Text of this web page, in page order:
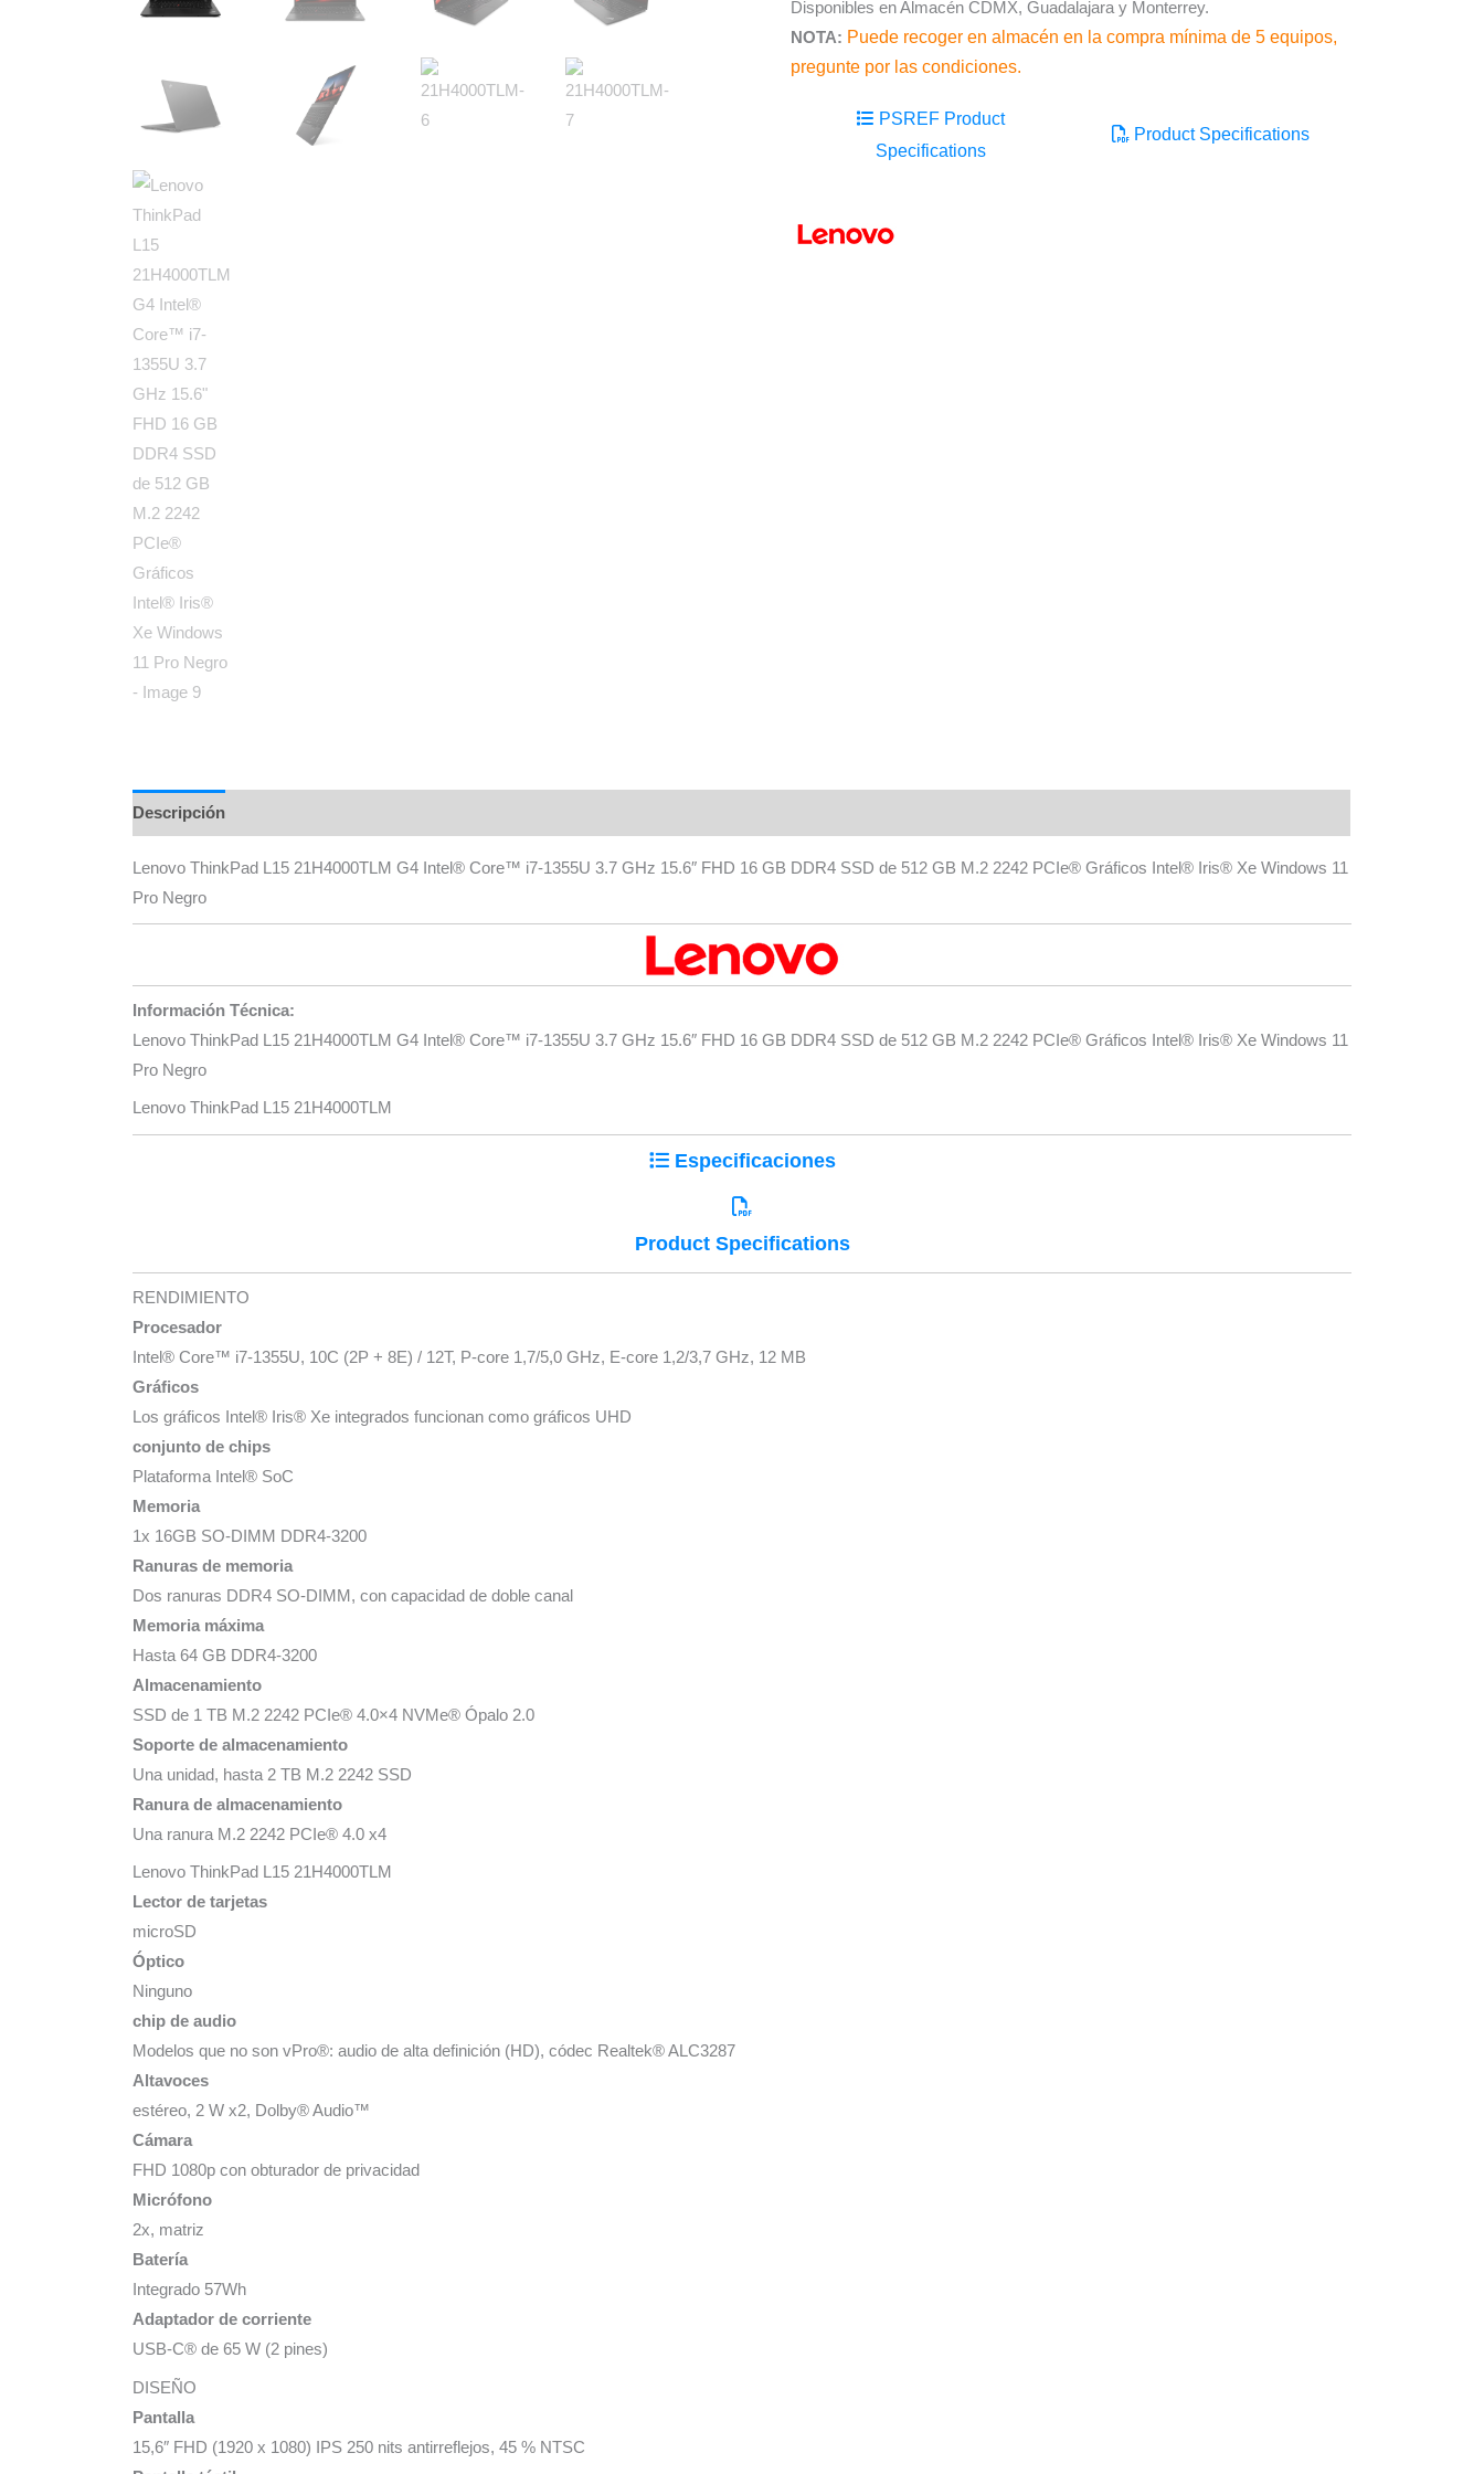
Disponibles en Almacén CDMX, Guadalajara y Monterrey.
NOTA: Puede recoger en almacén en la compra mínima de 5 equipos,
pregunte por las condiciones.
PSREF Product
Specifications
Product Specifications
Descripción
Lenovo ThinkPad L15 21H4000TLM G4 Intel® Core™ i7-1355U 3.7 GHz 15.6″ FHD 16 GB DDR4 SSD de 512 GB M.2 2242 PCIe® Gráficos Intel® Iris® Xe Windows 11
Pro Negro
Información Técnica:
Lenovo ThinkPad L15 21H4000TLM G4 Intel® Core™ i7-1355U 3.7 GHz 15.6″ FHD 16 GB DDR4 SSD de 512 GB M.2 2242 PCIe® Gráficos Intel® Iris® Xe Windows 11
Pro Negro
Lenovo ThinkPad L15 21H4000TLM
Especificaciones
Product Specifications
RENDIMIENTO
Procesador
Intel® Core™ i7-1355U, 10C (2P + 8E) / 12T, P-core 1,7/5,0 GHz, E-core 1,2/3,7 GHz, 12 MB
Gráficos
Los gráficos Intel® Iris® Xe integrados funcionan como gráficos UHD
conjunto de chips
Plataforma Intel® SoC
Memoria
1x 16GB SO-DIMM DDR4-3200
Ranuras de memoria
Dos ranuras DDR4 SO-DIMM, con capacidad de doble canal
Memoria máxima
Hasta 64 GB DDR4-3200
Almacenamiento
SSD de 1 TB M.2 2242 PCIe® 4.0×4 NVMe® Ópalo 2.0
Soporte de almacenamiento
Una unidad, hasta 2 TB M.2 2242 SSD
Ranura de almacenamiento
Una ranura M.2 2242 PCIe® 4.0 x4
Lenovo ThinkPad L15 21H4000TLM
Lector de tarjetas
microSD
Óptico
Ninguno
chip de audio
Modelos que no son vPro®: audio de alta definición (HD), códec Realtek® ALC3287
Altavoces
estéreo, 2 W x2, Dolby® Audio™
Cámara
FHD 1080p con obturador de privacidad
Micrófono
2x, matriz
Batería
Integrado 57Wh
Adaptador de corriente
USB-C® de 65 W (2 pines)
DISEÑO
Pantalla
15,6″ FHD (1920 x 1080) IPS 250 nits antirreflejos, 45 % NTSC